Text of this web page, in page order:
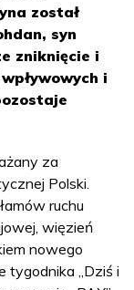
został
syn
zniknięcie i
i
za
Polski.
ruchu
więzień
nowego
tygodnika „Dziś i